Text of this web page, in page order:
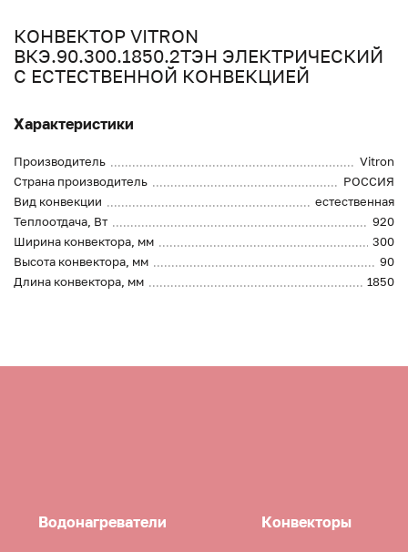
КОНВЕКТОР VITRON
ВКЭ.90.300.1850.2ТЭН ЭЛЕКТРИЧЕСКИЙ
С ЕСТЕСТВЕННОЙ КОНВЕКЦИЕЙ
Характеристики
Производитель
Vitron
Страна производитель
РОССИЯ
Вид конвекции
естественная
Теплоотдача, Вт
920
Ширина конвектора, мм
300
Высота конвектора, мм
90
Длина конвектора, мм
1850
Водонагреватели Конвекторы